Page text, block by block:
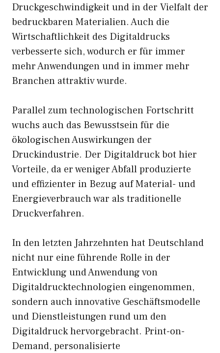
Druckgeschwindigkeit und in der Vielfalt der
bedruckbaren Materialien. Auch die
Wirtschaftlichkeit des Digitaldrucks
verbesserte sich, wodurch er für immer
mehr Anwendungen und in immer mehr
Branchen attraktiv wurde.
Parallel zum technologischen Fortschritt
wuchs auch das Bewusstsein für die
ökologischen Auswirkungen der
Druckindustrie. Der Digitaldruck bot hier
Vorteile, da er weniger Abfall produzierte
und effizienter in Bezug auf Material- und
Energieverbrauch war als traditionelle
Druckverfahren.
In den letzten Jahrzehnten hat Deutschland
nicht nur eine führende Rolle in der
Entwicklung und Anwendung von
Digitaldrucktechnologien eingenommen,
sondern auch innovative Geschäftsmodelle
und Dienstleistungen rund um den
Digitaldruck hervorgebracht. Print-on-
Demand, personalisierte